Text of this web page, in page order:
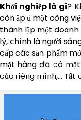
Khởi nghiệp là gì?
còn ấp ủ một công
thành lập một doanh
lý, chính là người
cấp các sản phẩm
mặt hàng đã có
của riêng mình,… Tất